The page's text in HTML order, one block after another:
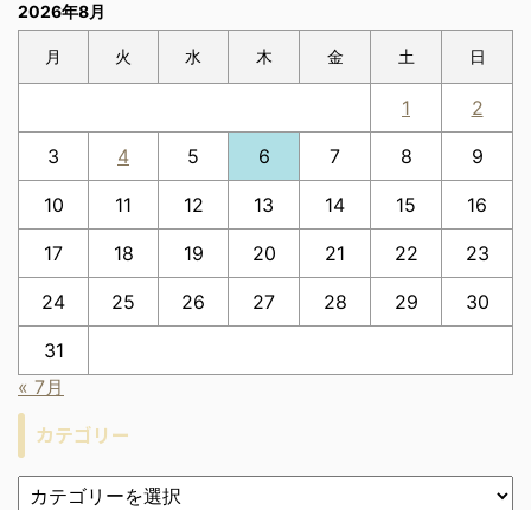
2026年8月
月 火 水 木 金 土 日
1 2
3 4 5 6 7 8 9
10 11 12 13 14 15 16
17 18 19 20 21 22 23
24 25 26 27 28 29 30
31
« 7月
カテゴリー